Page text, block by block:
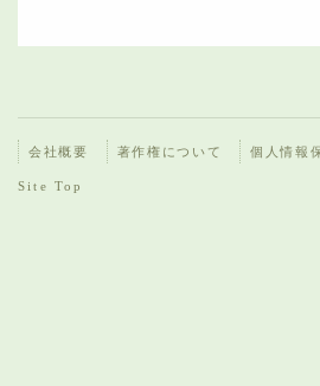
会社概要 著作権について 個人情報
Site Top